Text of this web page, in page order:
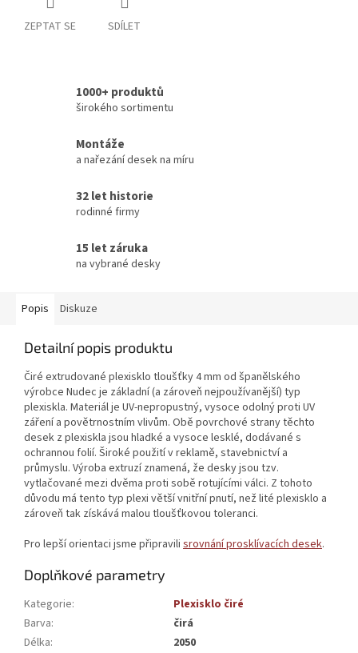
ZEPTAT SE SDÍLET
1000+ produktů
širokého sortimentu
Montáže
a nařezání desek na míru
32 let historie
rodinné firmy
15 let záruka
na vybrané desky
Popis Diskuze
Detailní popis produktu
Čiré extrudované plexisklo tloušťky 4 mm od španělského
výrobce Nudec je základní (a zároveň nejpoužívanější) typ
plexiskla. Materiál je UV-nepropustný, vysoce odolný proti UV
záření a povětrnostním vlivům. Obě povrchové strany těchto
desek z plexiskla jsou hladké a vysoce lesklé, dodávané s
ochrannou folií. Široké použití v reklamě, stavebnictví a
průmyslu. Výroba extruzí znamená, že desky jsou tzv.
vytlačované mezi dvěma proti sobě rotujícími válci. Z tohoto
důvodu má tento typ plexi větší vnitřní pnutí, než lité plexisklo a
zároveň tak získává malou tloušťkovou toleranci.
Pro lepší orientaci jsme připravili srovnání prosklívacích desek.
Doplňkové parametry
Kategorie:
Plexisklo čiré
Barva:
čirá
Délka:
2050